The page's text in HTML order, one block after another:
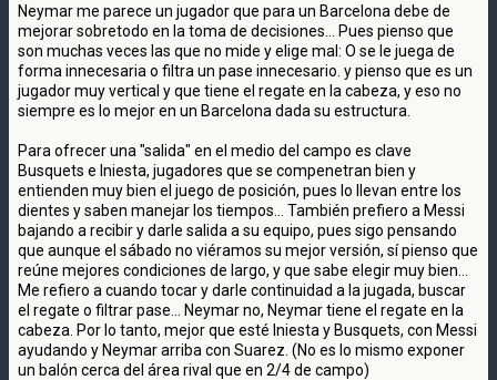
Neymar me parece un jugador que para un Barcelona debe de
mejorar sobretodo en la toma de decisiones... Pues pienso que
son muchas veces las que no mide y elige mal: O se le juega de
forma innecesaria o filtra un pase innecesario. y pienso que es un
jugador muy vertical y que tiene el regate en la cabeza, y eso no
siempre es lo mejor en un Barcelona dada su estructura.
Para ofrecer una "salida" en el medio del campo es clave
Busquets e Iniesta, jugadores que se compenetran bien y
entienden muy bien el juego de posición, pues lo llevan entre los
dientes y saben manejar los tiempos... También prefiero a Messi
bajando a recibir y darle salida a su equipo, pues sigo pensando
que aunque el sábado no viéramos su mejor versión, sí pienso que
reúne mejores condiciones de largo, y que sabe elegir muy bien...
Me refiero a cuando tocar y darle continuidad a la jugada, buscar
el regate o filtrar pase... Neymar no, Neymar tiene el regate en la
cabeza. Por lo tanto, mejor que esté Iniesta y Busquets, con Messi
ayudando y Neymar arriba con Suarez. (No es lo mismo exponer
un balón cerca del área rival que en 2/4 de campo)